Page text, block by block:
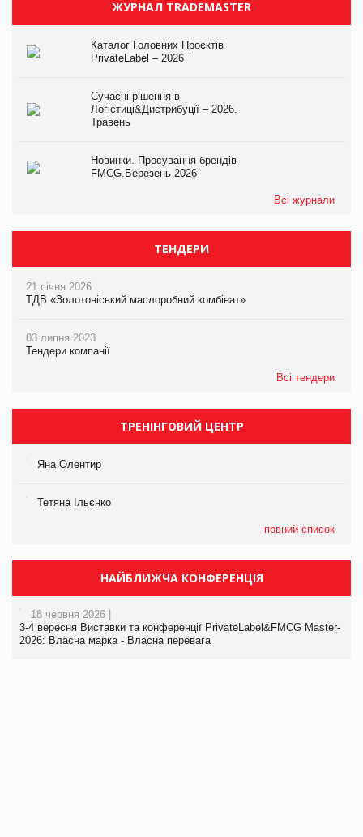
ЖУРНАЛ TRADEMASTER
Каталог Головних Проєктів
PrivateLabel – 2026
Сучасні рішення в
Логістиці&Дистрибуції – 2026.
Травень
Новинки. Просування брендів
FMCG.Березень 2026
Всі журнали
ТЕНДЕРИ
21 січня 2026
ТДВ «Золотоніський маслоробний комбінат»
03 липня 2023
Тендери компанії
Всі тендери
ТРЕНІНГОВИЙ ЦЕНТР
Яна Олентир
Тетяна Ільєнко
повний список
НАЙБЛИЖЧА КОНФЕРЕНЦІЯ
18 червня 2026 |
3-4 вересня Виставки та конференції PrivateLabel&FMCG Master-
2026: Власна марка - Власна перевага